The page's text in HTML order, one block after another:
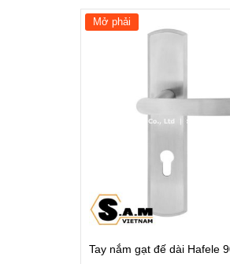
Mở phải
Tay nắm gạt đế dài Hafele